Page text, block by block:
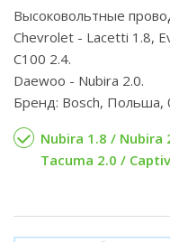
Высоковольтные
Chevrolet - Lacetti 1.8,
C100 2.4.
Daewoo - Nubira 2.0.
Бренд: Bosch, Польша,
Nubira 1.8 / Nubira
Tacuma 2.0 /